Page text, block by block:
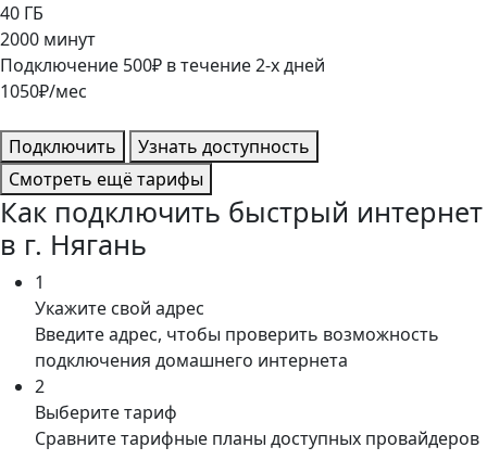
40 ГБ
2000 минут
Подключение 500₽ в течение2-х дней
1050₽/мес
Подключить
Узнать доступность
Смотреть ещё тарифы
Как подключить быстрый интернет
в г. Нягань
1
Укажите свой адрес
Введите адрес, чтобы проверить возможность
подключения домашнего интернета
2
Выберите тариф
Сравните тарифные планы доступных провайдеров